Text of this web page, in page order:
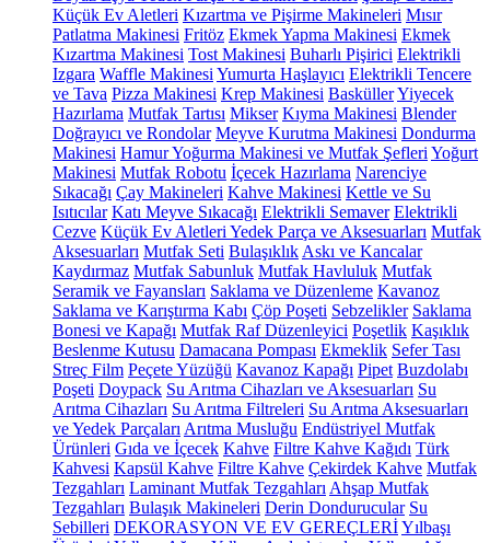
Küçük Ev Aletleri Kızartma ve Pişirme Makineleri Mısır
Patlatma Makinesi Fritöz Ekmek Yapma Makinesi Ekmek
Kızartma Makinesi Tost Makinesi Buharlı Pişirici Elektrikli
Izgara Waffle Makinesi Yumurta Haşlayıcı Elektrikli Tencere
ve Tava Pizza Makinesi Krep Makinesi BasküllerYiyecek
Hazırlama Mutfak Tartısı Mikser Kıyma Makinesi Blender
Doğrayıcı ve Rondolar Meyve Kurutma Makinesi Dondurma
Makinesi Hamur Yoğurma Makinesi ve Mutfak Şefleri Yoğurt
Makinesi Mutfak Robotu İçecek Hazırlama Narenciye
Sıkacağı Çay Makineleri Kahve Makinesi Kettle ve Su
Isıtıcılar Katı Meyve Sıkacağı Elektrikli Semaver Elektrikli
Cezve Küçük Ev Aletleri Yedek Parça ve Aksesuarları Mutfak
Aksesuarları Mutfak Seti Bulaşıklık Askı ve Kancalar
Kaydırmaz Mutfak Sabunluk Mutfak Havluluk Mutfak
Seramik ve Fayansları Saklama ve Düzenleme Kavanoz
Saklama ve Karıştırma Kabı Çöp Poşeti Sebzelikler Saklama
Bonesi ve Kapağı Mutfak Raf Düzenleyici Poşetlik Kaşıklık
Beslenme Kutusu Damacana Pompası Ekmeklik Sefer Tası
Streç Film Peçete Yüzüğü Kavanoz Kapağı Pipet Buzdolabı
Poşeti Doypack Su Arıtma Cihazları ve Aksesuarları Su
Arıtma Cihazları Su Arıtma Filtreleri Su Arıtma Aksesuarları
ve Yedek Parçaları Arıtma Musluğu Endüstriyel Mutfak
Ürünleri Gıda ve İçecek Kahve Filtre Kahve Kağıdı Türk
Kahvesi Kapsül Kahve Filtre Kahve Çekirdek Kahve Mutfak
Tezgahları Laminant Mutfak Tezgahları Ahşap Mutfak
Tezgahları Bulaşık Makineleri Derin Dondurucular Su
Sebilleri DEKORASYON VE EV GEREÇLERİYılbaşı